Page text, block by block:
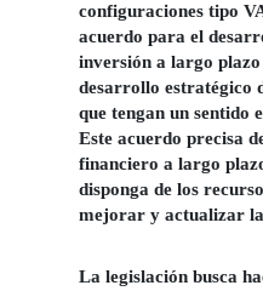
configuraciones tipo
acuerdo para el
inversión a largo plazo
desarrollo estratégico
que tengan un sentido
Este acuerdo precisa
financiero a largo
disponga de los
mejorar y actualizar
La legislación busca